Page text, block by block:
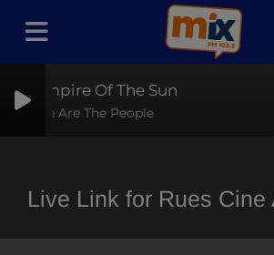
Empire Of The Sun
We Are The People
Live Link for Rues Cine